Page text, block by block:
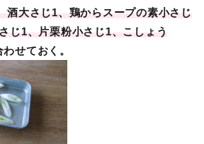
酒大さじ1、鶏からスープの素小さじ
じ1、片栗粉小さじ1、こしょう
せておく。